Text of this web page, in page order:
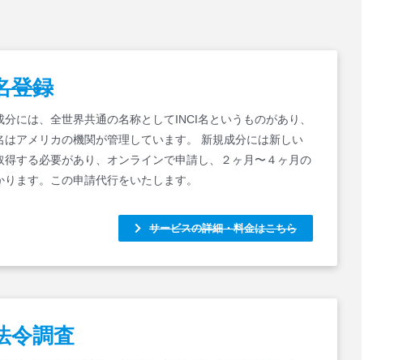
登録
分には、全世界共通の名称としてINCI名というものがあり、
はアメリカの機関が管理しています。 新規成分には新しい
得する必要があり、オンラインで申請し、２ヶ月〜４ヶ月の
ります。この申請代行をいたします。
サービスの詳細・料金はこちら
令調査